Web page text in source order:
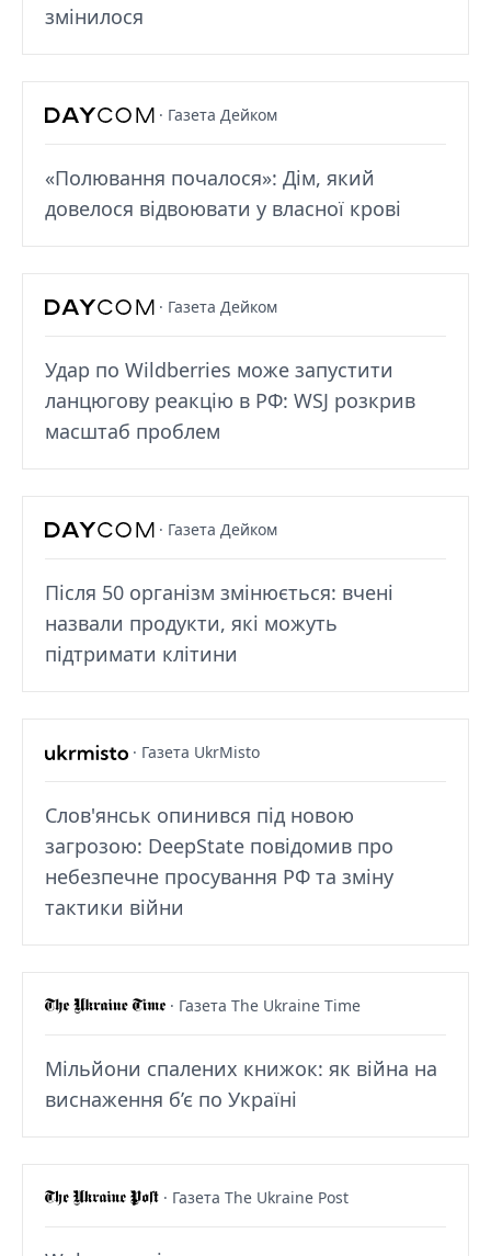
змінилося
· Газета Дейком
«Полювання почалося»: Дім, який
довелося відвоювати у власної крові
· Газета Дейком
Удар по Wildberries може запустити
ланцюгову реакцію в РФ: WSJ розкрив
масштаб проблем
· Газета Дейком
Після 50 організм змінюється: вчені
назвали продукти, які можуть
підтримати клітини
· Газета UkrMisto
Слов'янськ опинився під новою
загрозою: DeepState повідомив про
небезпечне просування РФ та зміну
тактики війни
· Газета The Ukraine Time
Мільйони спалених книжок: як війна на
виснаження б’є по Україні
· Газета The Ukraine Post